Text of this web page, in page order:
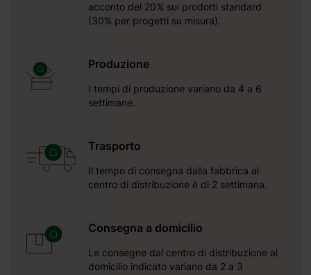
acconto del 20% sui prodotti standard
(30% per progetti su misura).
Produzione
I tempi di produzione variano da 4 a 6
settimane.
Trasporto
Il tempo di consegna dalla fabbrica al
centro di distribuzione è di 2 settimana.
Consegna a domicilio
Le consegne dal centro di distribuzione al
domicilio indicato variano da 2 a 3